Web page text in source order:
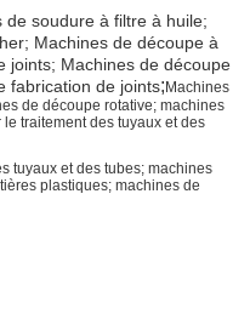
soudure à filtre à huile;
Machines de découpe à
joints; Machines de découpe
fabrication de joints;Machines
de découpe rotative; machines
traitement des tuyaux et des
tuyaux et des tubes; machines
plastiques; machines de